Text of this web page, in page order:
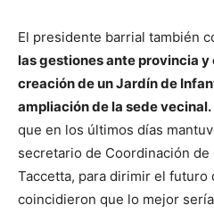
El presidente barrial también
las gestiones ante provincia y
creación de un Jardín de
ampliación de la sede vecinal.
que en los últimos días
secretario de Coordinación de
Taccetta, para dirimir el futuro
coincidieron que lo mejor